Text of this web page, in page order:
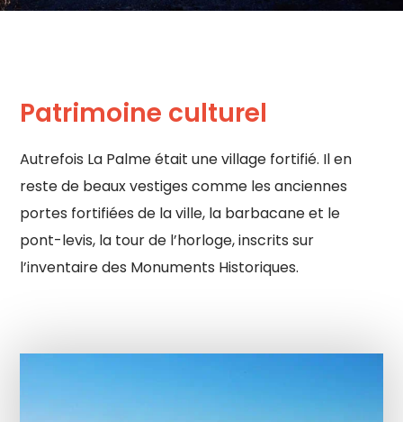
Patrimoine culturel
Autrefois La Palme était une village fortifié. Il en
reste de beaux vestiges comme les anciennes
portes fortifiées de la ville, la barbacane et le
pont-levis, la tour de l’horloge, inscrits sur
l’inventaire des Monuments Historiques.